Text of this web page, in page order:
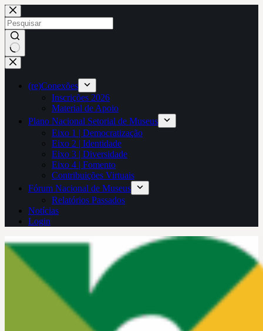
Pular
para
o
conteúdo
Sem
resultados
(re)Conexões
Inscrições 2026
Material de Apoio
Plano Nacional Setorial de Museus
Eixo 1 | Democratização
Eixo 2 | Identidade
Eixo 3 | Diversidade
Eixo 4 | Fomento
Contribuições Virtuais
Fórum Nacional de Museus
Relatórios Passados
Notícias
Login